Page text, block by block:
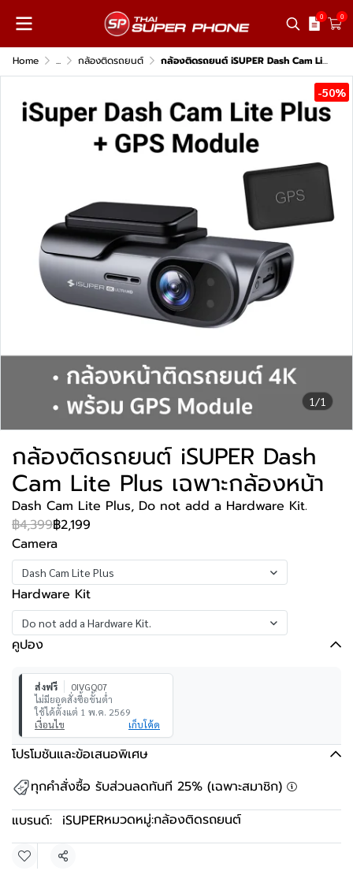
0 0
Home ... กล้องติดรถยนต์ กล้องติดรถยนต์ iSUPER Dash Cam Lite Plus เฉพาะกล้องหน้า
1/1
-50%
กล้องติดรถยนต์ iSUPER Dash
Cam Lite Plus เฉพาะกล้องหน้า
Dash Cam Lite Plus, Do not add a Hardware Kit.
฿4,399฿2,199
Camera
Dash Cam Lite Plus
Hardware Kit
Do not add a Hardware Kit.
คูปอง
ส่งฟรี
0IVGQ07
ไม่มียอดสั่งซื้อขั้นต่ำ
ใช้ได้ตั้งแต่ 1 พ.ค. 2569
เงื่อนไข
เก็บโค้ด
โปรโมชันและข้อเสนอพิเศษ
ทุกคำสั่งซื้อ รับส่วนลดทันที 25% (เฉพาะสมาชิก)
แบรนด์: iSUPERหมวดหมู่:กล้องติดรถยนต์
แชร์